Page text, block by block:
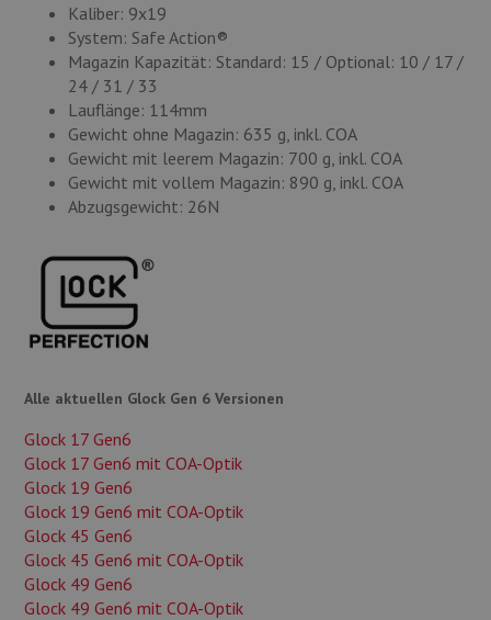
Kaliber: 9x19
System: Safe Action®
Magazin Kapazität: Standard: 15 / Optional: 10 / 17 /
24 / 31 / 33
Lauflänge: 114mm
Gewicht ohne Magazin: 635 g, inkl. COA
Gewicht mit leerem Magazin: 700 g, inkl. COA
Gewicht mit vollem Magazin: 890 g, inkl. COA
Abzugsgewicht: 26N
Alle aktuellen Glock Gen 6 Versionen
Glock 17 Gen6
Glock 17 Gen6 mit COA-Optik
Glock 19 Gen6
Glock 19 Gen6 mit COA-Optik
Glock 45 Gen6
Glock 45 Gen6 mit COA-Optik
Glock 49 Gen6
Glock 49 Gen6 mit COA-Optik